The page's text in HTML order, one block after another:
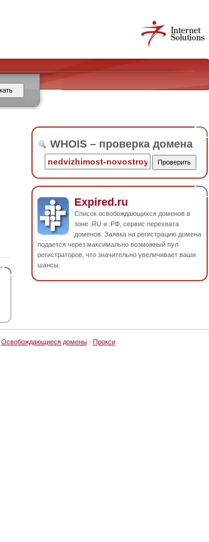
WHOIS – проверка домена
Expired.ru
Список освобождающихся доменов в
зоне .RU и .РФ, сервис перехвата
доменов. Заявка на регистрацию домена
подается через максимально возможный пул
регистраторов, что значительно увеличивает ваши
шансы.
Освобождающиеся домены· Прокси